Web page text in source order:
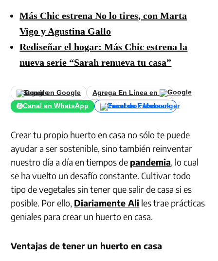
Más Chic estrena No lo tires, con Marta
Vigo y Agustina Gallo
Rediseñar el hogar: Más Chic estrena la
nueva serie “Sarah renueva tu casa”
Seguir en Google
Agrega En Línea en
Canal en WhatsApp
Canal de Facebook
Crear tu propio huerto en casa no sólo te puede
ayudar a ser sostenible, sino también reinventar
nuestro día a día en tiempos de pandemia, lo cual
se ha vuelto un desafío constante. Cultivar todo
tipo de vegetales sin tener que salir de casa si es
posible. Por ello, Diariamente Ali les trae prácticas
geniales para crear un huerto en casa.
Ventajas de tener un huerto encasa